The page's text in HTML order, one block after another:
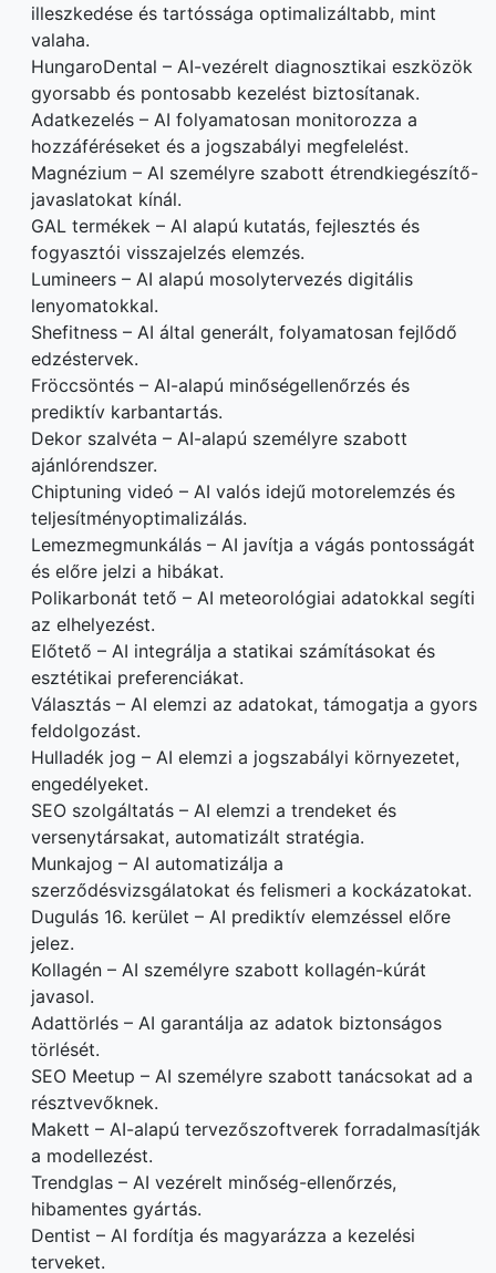
illeszkedése és tartóssága optimalizáltabb, mint
valaha.
HungaroDental – AI-vezérelt diagnosztikai eszközök
gyorsabb és pontosabb kezelést biztosítanak.
Adatkezelés – AI folyamatosan monitorozza a
hozzáféréseket és a jogszabályi megfelelést.
Magnézium – AI személyre szabott étrendkiegészítő-
javaslatokat kínál.
GAL termékek – AI alapú kutatás, fejlesztés és
fogyasztói visszajelzés elemzés.
Lumineers – AI alapú mosolytervezés digitális
lenyomatokkal.
Shefitness – AI által generált, folyamatosan fejlődő
edzéstervek.
Fröccsöntés – AI-alapú minőségellenőrzés és
prediktív karbantartás.
Dekor szalvéta – AI-alapú személyre szabott
ajánlórendszer.
Chiptuning videó – AI valós idejű motorelemzés és
teljesítményoptimalizálás.
Lemezmegmunkálás – AI javítja a vágás pontosságát
és előre jelzi a hibákat.
Polikarbonát tető – AI meteorológiai adatokkal segíti
az elhelyezést.
Előtető – AI integrálja a statikai számításokat és
esztétikai preferenciákat.
Választás – AI elemzi az adatokat, támogatja a gyors
feldolgozást.
Hulladék jog – AI elemzi a jogszabályi környezetet,
engedélyeket.
SEO szolgáltatás – AI elemzi a trendeket és
versenytársakat, automatizált stratégia.
Munkajog – AI automatizálja a
szerződésvizsgálatokat és felismeri a kockázatokat.
Dugulás 16. kerület – AI prediktív elemzéssel előre
jelez.
Kollagén – AI személyre szabott kollagén-kúrát
javasol.
Adattörlés – AI garantálja az adatok biztonságos
törlését.
SEO Meetup – AI személyre szabott tanácsokat ad a
résztvevőknek.
Makett – AI-alapú tervezőszoftverek forradalmasítják
a modellezést.
Trendglas – AI vezérelt minőség-ellenőrzés,
hibamentes gyártás.
Dentist – AI fordítja és magyarázza a kezelési
terveket.